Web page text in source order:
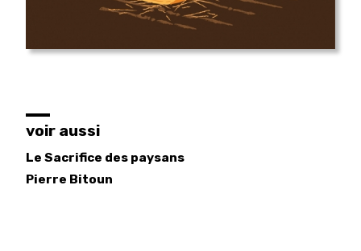
voir aussi
Le Sacrifice des paysans
Pierre Bitoun